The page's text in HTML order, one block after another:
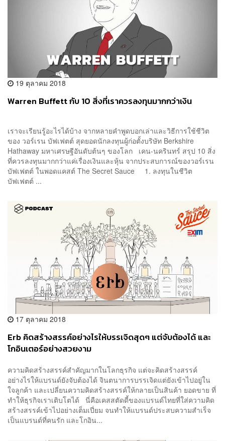
19 ตุลาคม 2018
Warren Buffett กับ 10 สิ่งที่เราควรลงทุนมากกว่าเงิน
เราจะเรียนรู้อะไรได้บ้าง จากหลายคำพูดบอกเล่าและวิธีการใช้ชีวิต
ของ วอร์เรน บัฟเฟตต์ สุดยอดนักลงทุนผู้ก่อตั้งบริษัท Berkshire
Hathaway มหาเศรษฐีอันดับต้นๆ ของโลก เคน-นครินทร์ สรุป 10 สิ่ง
ที่ควรลงทุนมากกว่าแค่เรื่องเงินและหุ้น จากประสบการณ์ของวอร์เรน
บัฟเฟตต์ ในพอดแคสต์ The Secret Sauce 1. ลงทุนในชีวิต
บัฟเฟตต์ ...
17 ตุลาคม 2018
Erb คิดสร้างสรรค์อย่างไรให้บรรเจิดสุดๆ แต่จับต้องได้ และ
โกอินเตอร์อย่างสวยงาม
ความคิดสร้างสรรค์สำคัญมากในโลกธุรกิจ แต่จะคิดสร้างสรรค์
อย่างไรให้แบรนด์ยังจับต้องได้ จินตนาการบรรเจิดแต่ยังเข้าไปอยู่ใน
ใจลูกค้า และเปลี่ยนความคิดสร้างสรรค์ให้กลายเป็นสินค้า ยอดขาย ที่
ทำให้ธุรกิจเราเติบโตได้ นี่คือเคสสตัดดี้ของแบรนด์ไทยที่ใส่ความคิด
สร้างสรรค์เข้าไปอย่างเต็มเปี่ยม จนทำให้แบรนด์ประสบความสำเร็จ
เป็นแบรนด์ที่คนรัก และโกอิน...